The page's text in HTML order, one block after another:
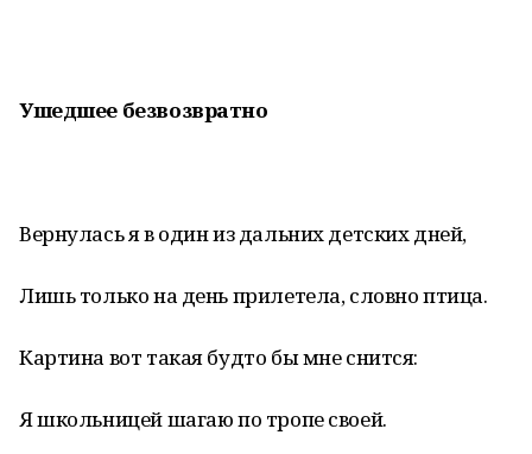
Ушедшее безвозвратно
Вернулась я в один из дальних детских дней,
Лишь только на день прилетела, словно птица.
Картина вот такая будто бы мне снится:
Я школьницей шагаю по тропе своей.